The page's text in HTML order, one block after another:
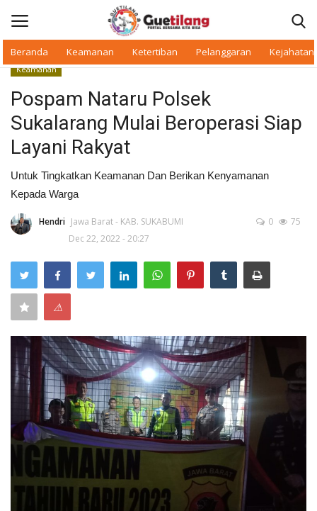
Beranda Keamanan Ketertiban Pelanggaran Kejahatan
Beranda
Daerah
Makan Bergizi
Warkop Digital
Pelanggaran
Ketertiban
Keamanan
Kejahatan
Cybers Event
UMKM & Ekonomi Kreatif
Pekerja Migran Indonesia
Keamanan
Pospam Nataru Polsek
Sukalarang Mulai Beroperasi Siap
Layani Rakyat
Untuk Tingkatkan Keamanan Dan Berikan Kenyamanan
Kepada Warga
Hendri Jawa Barat - KAB. SUKABUMI
Dec 22, 2022 - 20:27
0 75
⚠